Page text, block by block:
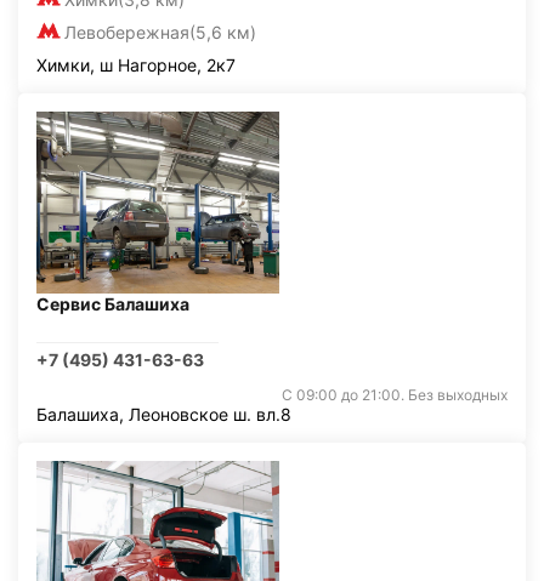
Левобережная(5,6 км)
Химки, ш Нагорное, 2к7
Сервис Балашиха
+7 (495) 431-63-63
С 09:00 до 21:00. Без выходных
Балашиха, Леоновское ш. вл.8